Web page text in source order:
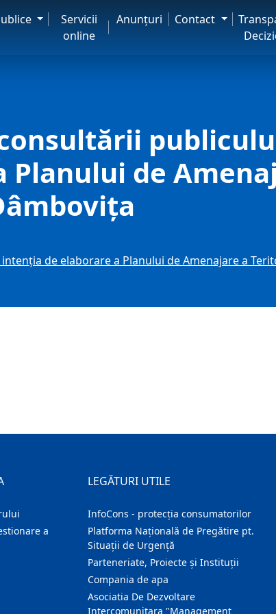
Servicii
online
Anunţuri Contact
de
de elaborare a Planului de Amenajare a
a
LEGĂTURI UTILE
InfoCons - protecția consumatorilor
Platforma Națională de Pregătire pt.
Situații de Urgență
Parteneriate, Proiecte și Instituții
Compania de apa
Asociatia De Dezvoltare
Intercomunitara "Management